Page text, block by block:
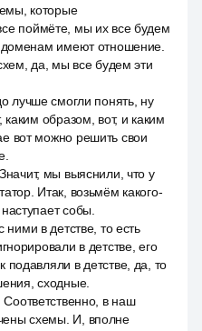
которые
поймёте, мы их все будем
доменам имеют отношение.
да, мы все будем эти
лучше смогли понять, ну
каким образом, вот, и каким
вот можно решить свои
мы выяснили, что у
Итак, возьмём какого-
собы.
в детстве, то есть
в детстве, его
подавляли в детстве, да, то
сходные.
в наш
схемы. И, вполне